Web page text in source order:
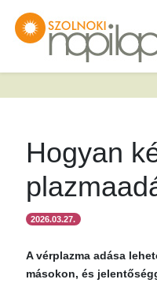
Hogyan
2026.03.27.
A vérplazma adása
másokon, és